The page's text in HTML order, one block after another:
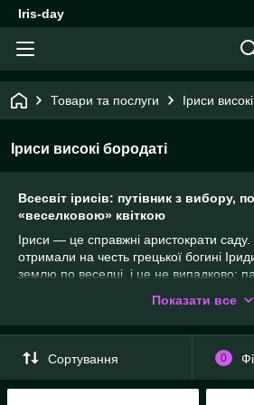
Iris-day
Товари та послуги Іриси
Іриси високі бородаті
Всесвіт ірисів: путівник з вибору,
«веселковою» квіткою
Іриси — це справжні аристократи
отримали на честь грецької богині
землю по веселці, і це не випадково:
досить витривалими багаторічниками,
підході радуватимуть вас
Класифікація ірисів: які
У сучасному садівництві виділяють
Показати все
Сортування 0